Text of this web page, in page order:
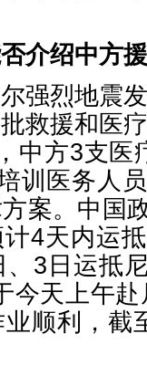
介绍中方
烈地震发
救援和医
中方3支医
训医务人
案。中国
4天内运
、3日运抵
今天上午
顺利，截